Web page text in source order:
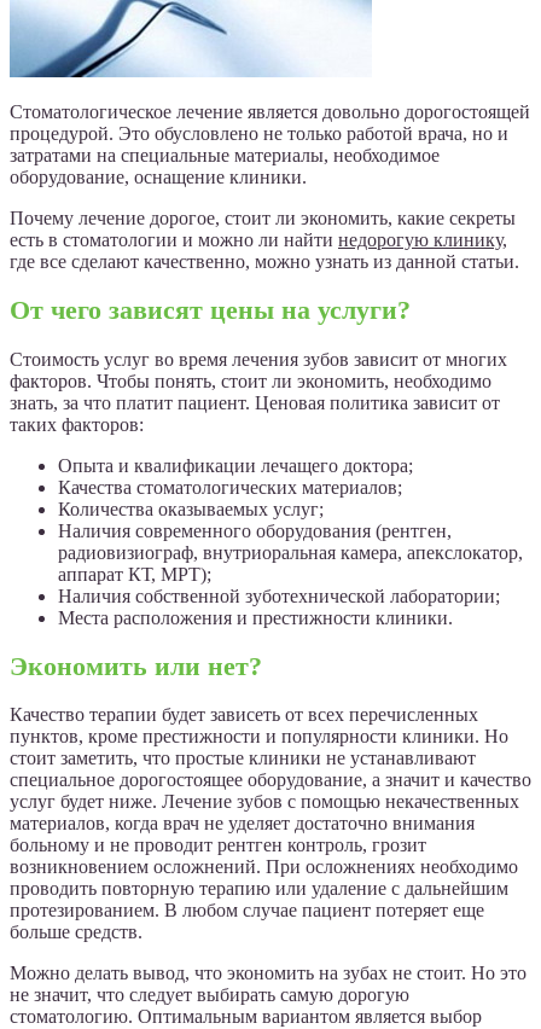
Стоматологическое лечение является довольно дорогостоящей
процедурой. Это обусловлено не только работой врача, но и
затратами на специальные материалы, необходимое
оборудование, оснащение клиники.
Почему лечение дорогое, стоит ли экономить, какие секреты
есть в стоматологии и можно ли найти недорогую клинику,
где все сделают качественно, можно узнать из данной статьи.
От чего зависят цены на услуги?
Стоимость услуг во время лечения зубов зависит от многих
факторов. Чтобы понять, стоит ли экономить, необходимо
знать, за что платит пациент. Ценовая политика зависит от
таких факторов:
Опыта и квалификации лечащего доктора;
Качества стоматологических материалов;
Количества оказываемых услуг;
Наличия современного оборудования (рентген,
радиовизиограф, внутриоральная камера, апекслокатор,
аппарат КТ, МРТ);
Наличия собственной зуботехнической лаборатории;
Места расположения и престижности клиники.
Экономить или нет?
Качество терапии будет зависеть от всех перечисленных
пунктов, кроме престижности и популярности клиники. Но
стоит заметить, что простые клиники не устанавливают
специальное дорогостоящее оборудование, а значит и качество
услуг будет ниже. Лечение зубов с помощью некачественных
материалов, когда врач не уделяет достаточно внимания
больному и не проводит рентген контроль, грозит
возникновением осложнений. При осложнениях необходимо
проводить повторную терапию или удаление с дальнейшим
протезированием. В любом случае пациент потеряет еще
больше средств.
Можно делать вывод, что экономить на зубах не стоит. Но это
не значит, что следует выбирать самую дорогую
стоматологию. Оптимальным вариантом является выбор